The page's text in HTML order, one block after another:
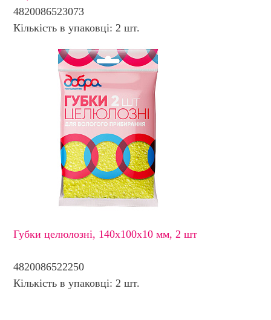
4820086523073
Кількість в упаковці: 2 шт.
Губки целюлозні, 140х100х10 мм, 2 шт
4820086522250
Кількість в упаковці: 2 шт.